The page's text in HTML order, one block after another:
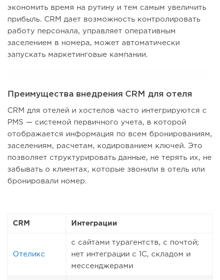
экономить время на рутину и тем самым увеличить
прибыль. CRM дает возможность контролировать
работу персонала, управляет оперативным
заселением в номера, может автоматически
запускать маркетинговые кампании.
Преимущества внедрения CRM для отеля
CRM для отелей и хостелов часто интегрируются с
PMS — системой первичного учета, в которой
отображается информация по всем бронированиям,
заселениям, расчетам, кодированием ключей. Это
позволяет структурировать данные, не терять их, не
забывать о клиентах, которые звонили в отель или
бронировали номер.
CRM Интеграции
Отеликс
с сайтами турагентств, с почтой;
нет интеграции с 1С, складом и
мессенджерами